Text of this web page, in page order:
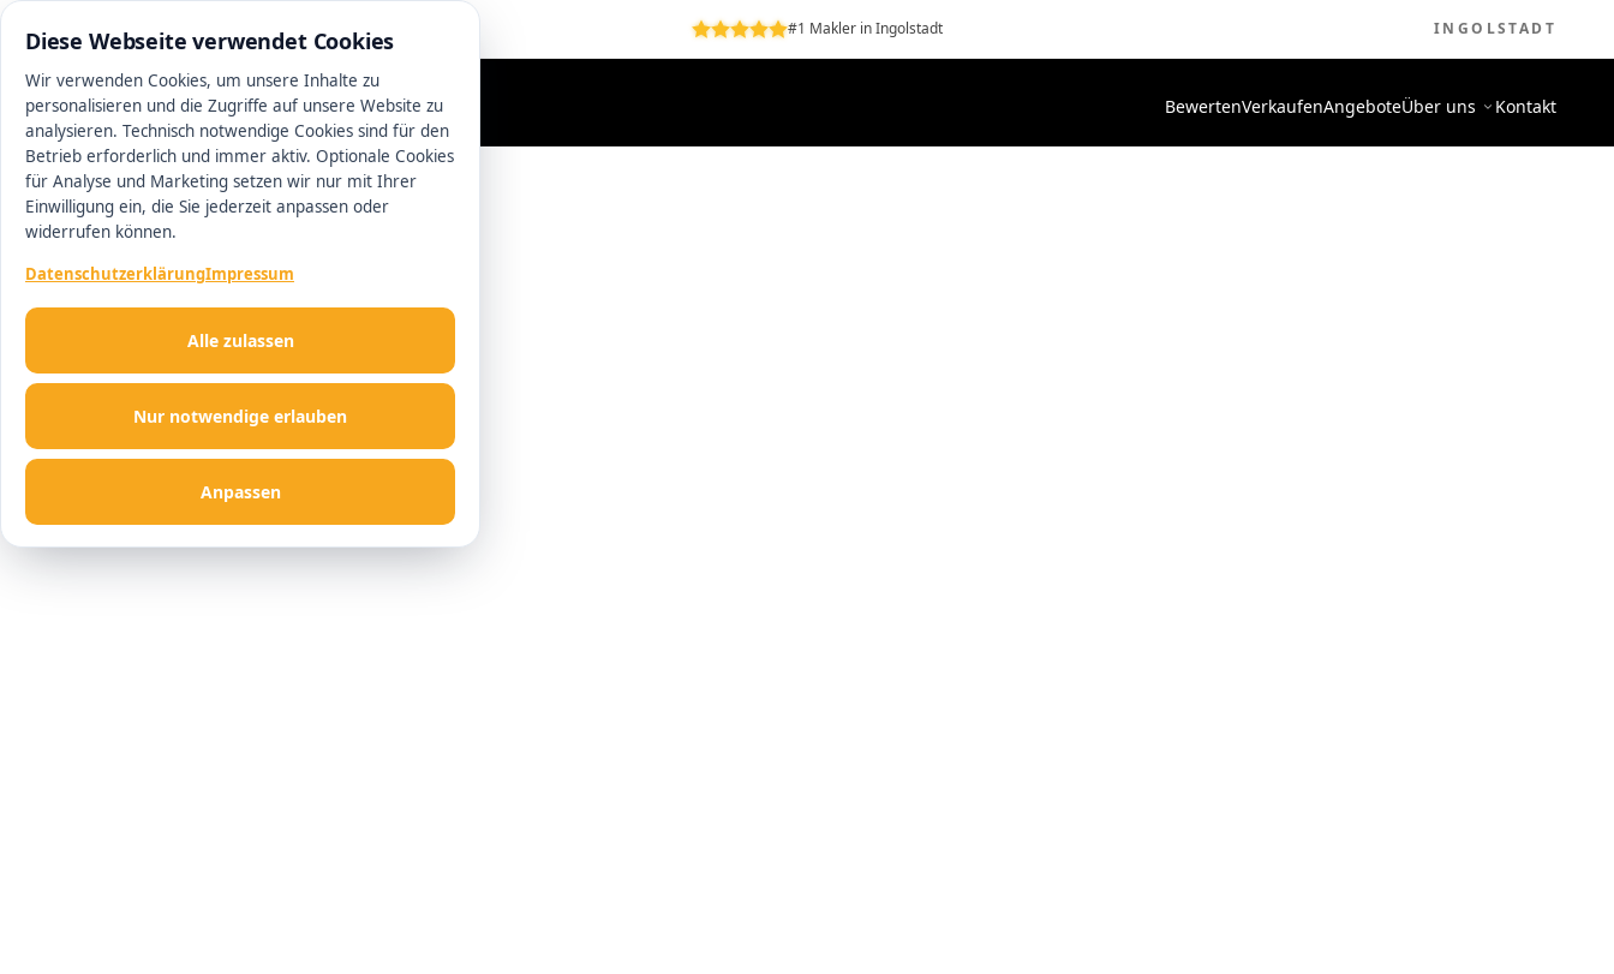
0511 13221100 #1 Makler in Ingolstadt INGOLSTADT
BewertenVerkaufenAngeboteÜber uns Kontakt
Diese Webseite verwendet Cookies
Wir verwenden Cookies, um unsere Inhalte zu
personalisieren und die Zugriffe auf unsere Website zu
analysieren. Technisch notwendige Cookies sind für den
Betrieb erforderlich und immer aktiv. Optionale Cookies
für Analyse und Marketing setzen wir nur mit Ihrer
Einwilligung ein, die Sie jederzeit anpassen oder
widerrufen können.
DatenschutzerklärungImpressum
Nur notwendige erlauben
Anpassen
Alle zulassen